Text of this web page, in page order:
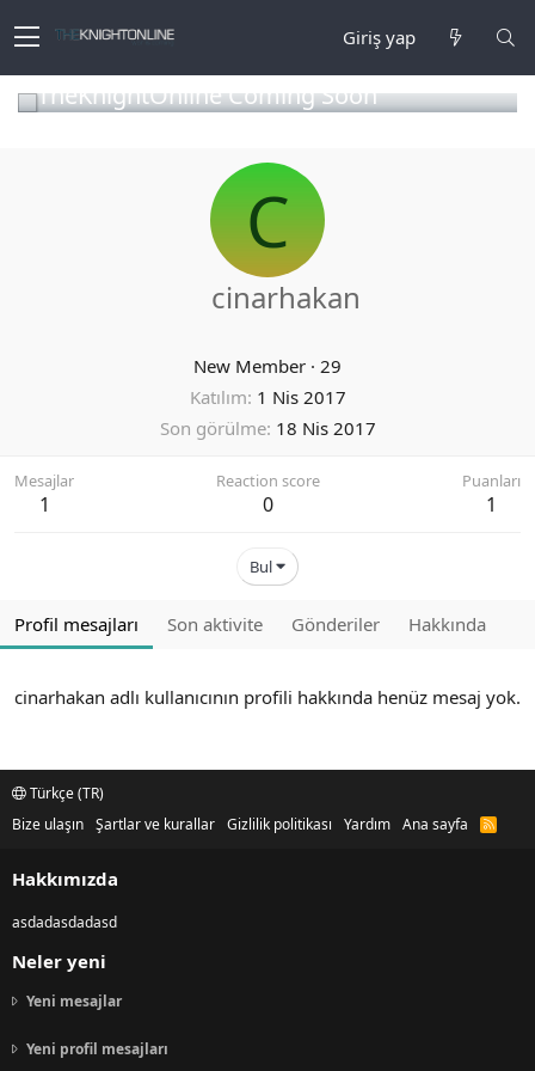
Giriş yap
TheKnightOnline Coming Soon
C
cinarhakan
New Member · 29
Katılım 1 Nis 2017
Son görülme 18 Nis 2017
Mesajlar
1
Reaction score
0
Puanları
1
Bul
Profil mesajları Son aktivite Gönderiler Hakkında
cinarhakan adlı kullanıcının profili hakkında henüz mesaj yok.
Türkçe (TR)
Bize ulaşın Şartlar ve kurallar Gizlilik politikası Yardım Ana sayfa
R
Hakkımızda
asdadasdadasd
Neler yeni
Yeni mesajlar
Yeni profil mesajları